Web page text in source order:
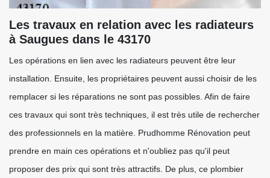
Les travaux en relation avec les radiateurs
à Saugues dans le 43170
Les opérations en lien avec les radiateurs peuvent être leur
installation. Ensuite, les propriétaires peuvent aussi choisir de les
remplacer si les réparations ne sont pas possibles. Afin de faire
ces travaux qui sont très techniques, il est très utile de rechercher
des professionnels en la matière. Prudhomme Rénovation peut
prendre en main ces opérations et n'oubliez pas qu'il peut
proposer des prix qui sont très attractifs. De plus, ce plombier